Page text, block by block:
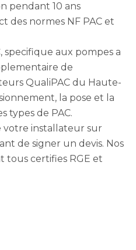
pendant 10 ans
des normes NF PAC et
, specifique aux pompes a
de
QualiPAC du Haute-
la pose et la
types de PAC.
votre installateur sur
de signer un devis. Nos
tous certifies RGE et